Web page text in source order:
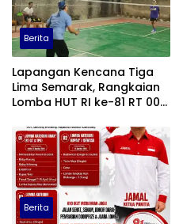
Berita
Lapangan Kencana Tiga
Lima Semarak, Rangkaian
Lomba HUT RI ke-81 RT 007
Berita